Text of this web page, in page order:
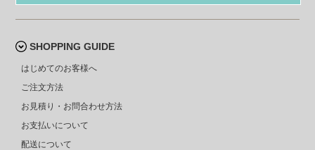
SHOPPING GUIDE
はじめてのお客様へ
ご注文方法
お見積り・お問合わせ方法
お支払いについて
配送について